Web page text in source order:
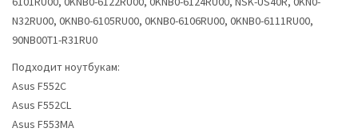
N32RU00, 0KNB0-6105RU00, 0KNB0-6106RU00, 0KNB0-6111RU00,
90NB00T1-R31RU0
Подходит ноутбукам:
Asus F552C
Asus F552CL
Asus F553MA